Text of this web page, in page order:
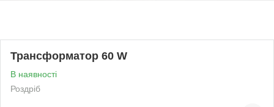
Трансформатор 60 W
В наявності
Роздріб